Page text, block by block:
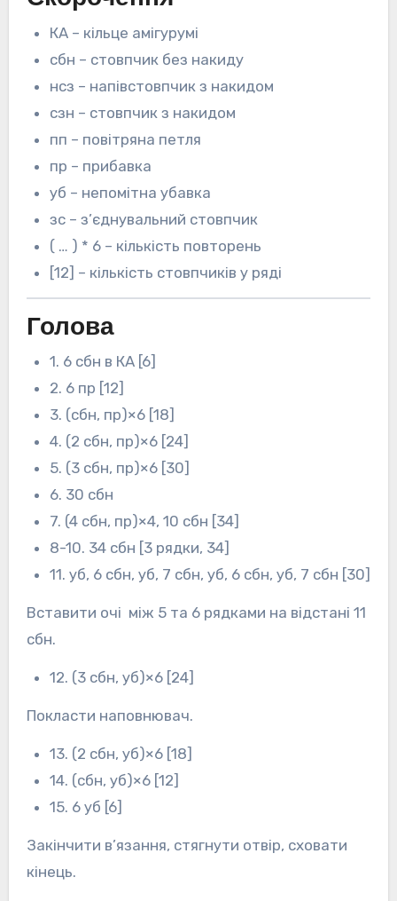
КА – кільце амігурумі
сбн – стовпчик без накиду
нсз – напівстовпчик з накидом
сзн – стовпчик з накидом
пп – повітряна петля
пр – прибавка
уб – непомітна убавка
зс – з’єднувальний стовпчик
( … ) * 6 – кількість повторень
[12] – кількість стовпчиків у ряді
Голова
1. 6 сбн в КА [6]
2. 6 пр [12]
3. (сбн, пр)×6 [18]
4. (2 сбн, пр)×6 [24]
5. (3 сбн, пр)×6 [30]
6. 30 сбн
7. (4 сбн, пр)×4, 10 сбн [34]
8-10. 34 сбн [3 рядки, 34]
11. уб, 6 сбн, уб, 7 сбн, уб, 6 сбн, уб, 7 сбн [30]
Вставити очі між 5 та 6 рядками на відстані 11
сбн.
12. (3 сбн, уб)×6 [24]
Покласти наповнювач.
13. (2 сбн, уб)×6 [18]
14. (сбн, уб)×6 [12]
15. 6 уб [6]
Закінчити в’язання, стягнути отвір, сховати
кінець.